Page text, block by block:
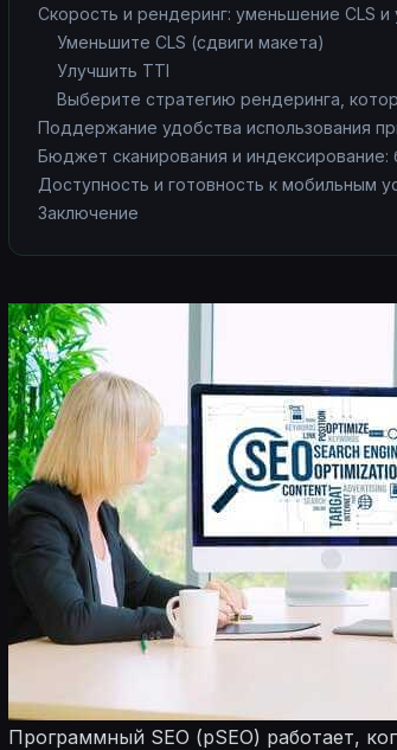
Скорость и рендеринг: уменьшение CLS
Уменьшите CLS (сдвиги макета)
Улучшить TTI
Выберите стратегию рендеринга,
Поддержание удобства использования
Бюджет сканирования и индексирование:
Доступность и готовность к мобильным
Заключение
Программный SEO (pSEO) работает,